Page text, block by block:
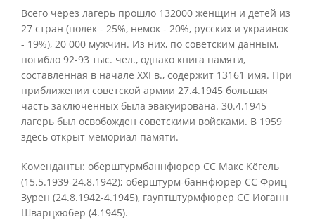
Всего через лагерь прошло 132000 женщин и детей из
27 стран (полек - 25%, немок - 20%, русских и украинок
- 19%), 20 000 мужчин. Из них, по советским данным,
погибло 92-93 тыс. чел., однако книга памяти,
составленная в начале XXI в., содержит 13161 имя. При
приближении советской армии 27.4.1945 большая
часть заключенных была эвакуирована. 30.4.1945
лагерь был освобожден советскими войсками. В 1959
здесь открыт мемориал памяти.
Коменданты: оберштурмбаннфюрер СС Макс Кёгель
(15.5.1939-24.8.1942); оберштурм-баннфюрер СС Фриц
Зурен (24.8.1942-4.1945), гауптштурмфюрер СС Иоганн
Шварцхюбер (4.1945).